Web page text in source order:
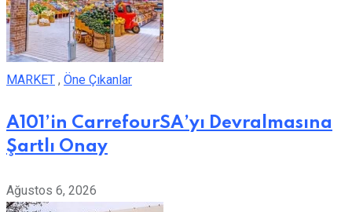
MARKET , Öne Çıkanlar
A101’in CarrefourSA’yı Devralmasına
Şartlı Onay
Ağustos 6, 2026